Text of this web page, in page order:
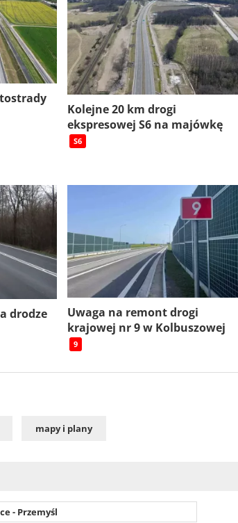
Kolejne 20 km drogi
ekspresowej S6 na majówkę
S6
drodze
Uwaga na remont drogi
krajowej nr 9 w Kolbuszowej
9
mapy i plany
- Przemyśl